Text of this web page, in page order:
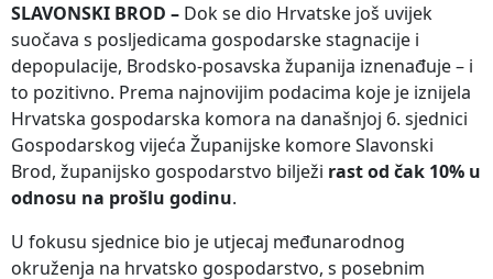
SLAVONSKI BROD – Dok se dio Hrvatske još uvijek
suočava s posljedicama gospodarske stagnacije i
depopulacije, Brodsko-posavska županija iznenađuje – i
to pozitivno. Prema najnovijim podacima koje je iznijela
Hrvatska gospodarska komora na današnjoj 6. sjednici
Gospodarskog vijeća Županijske komore Slavonski
Brod, županijsko gospodarstvo bilježi rast od čak 10% u
odnosu na prošlu godinu.
U fokusu sjednice bio je utjecaj međunarodnog
okruženja na hrvatsko gospodarstvo, s posebnim